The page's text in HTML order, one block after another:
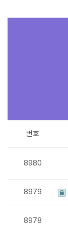
번호
8980
8979
8978